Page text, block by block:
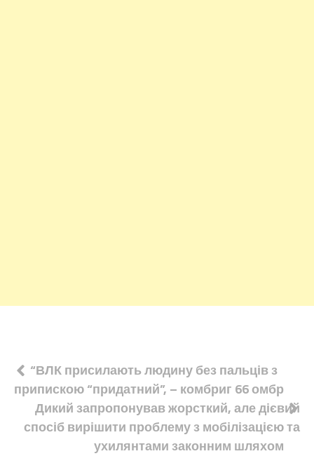
Навігація
записів
“ВЛК присилають людину без пальців з
припискою “придатний”, – комбриг 66 омбр
Дикий запропонував жорсткий, але дієвий
спосіб вирішити проблему з мобілізацією та
ухилянтами законним шляхом